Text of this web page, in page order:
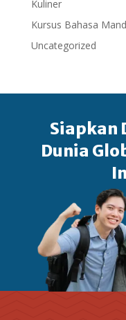
Kuliner
Kursus Bahasa
Uncategorized
Siapkan
Dunia